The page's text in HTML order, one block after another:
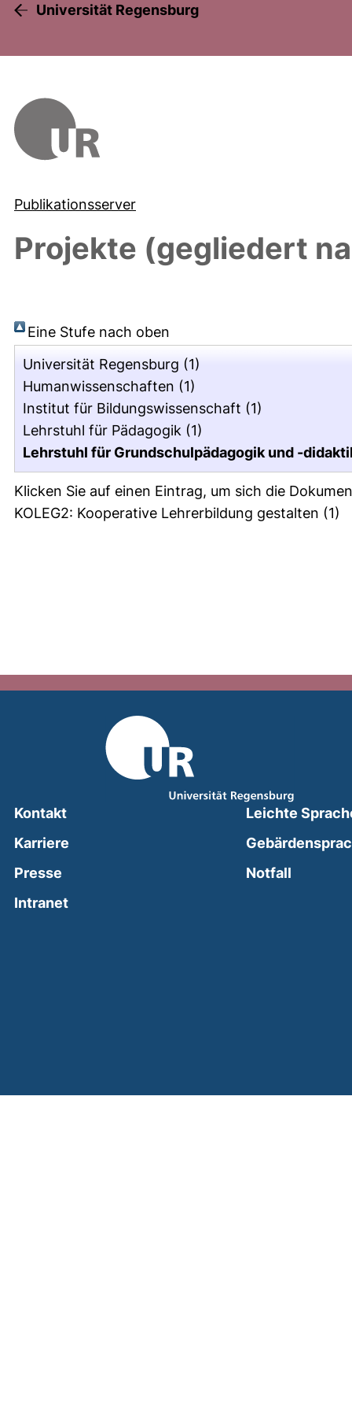
Universität Regensburg
Publikationsserver
Projekte (gegliedert
Eine Stufe nach oben
Universität Regensburg (1)
Humanwissenschaften (1)
Institut für Bildungswissenschaft (1)
Lehrstuhl für Pädagogik (1)
Lehrstuhl für Grundschulpädagogik und -
Klicken Sie auf einen Eintrag, um sich die
KOLEG2: Kooperative Lehrerbildung gestalten (1)
Kontakt
Karriere
Presse
Intranet(external link, opens in a new window)
Leichte
Notfall